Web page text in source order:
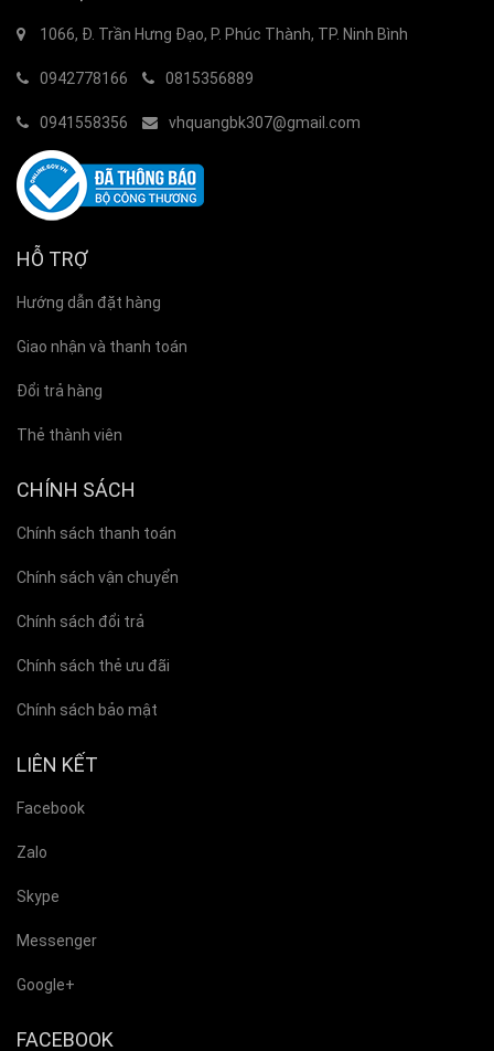
1066, Đ. Trần Hưng Đạo, P. Phúc Thành, TP. Ninh Bình
0942778166 0815356889
0941558356 vhquangbk307@gmail.com
HỖ TRỢ
Hướng dẫn đặt hàng
Giao nhận và thanh toán
Đổi trả hàng
Thẻ thành viên
CHÍNH SÁCH
Chính sách thanh toán
Chính sách vận chuyển
Chính sách đổi trả
Chính sách thẻ ưu đãi
Chính sách bảo mật
LIÊN KẾT
Facebook
Zalo
Skype
Messenger
Google+
FACEBOOK